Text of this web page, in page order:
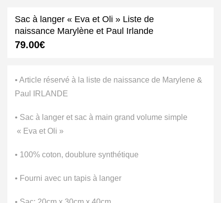
Sac à langer « Eva et Oli » Liste de
naissance Marylène et Paul Irlande
79.00€
• Article réservé à la liste de naissance de Marylene &
Paul IRLANDE
• Sac à langer et sac à main grand volume simple
« Eva et Oli »
• 100% coton, doublure synthétique
• Fourni avec un tapis à langer